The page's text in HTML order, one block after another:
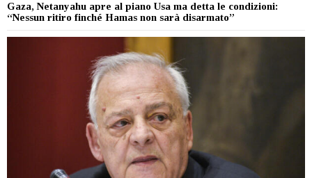
Gaza, Netanyahu apre al piano Usa ma detta le condizioni:
“Nessun ritiro finché Hamas non sarà disarmato”